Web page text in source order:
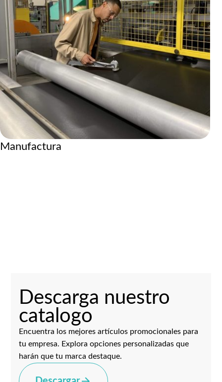
Manufactura
Descarga nuestro
catalogo
Encuentra los mejores artículos promocionales para
tu empresa. Explora opciones personalizadas que
harán que tu marca destaque.